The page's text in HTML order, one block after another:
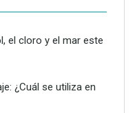
de aire son
el cloro y el mar este
¿Cuál se utiliza en